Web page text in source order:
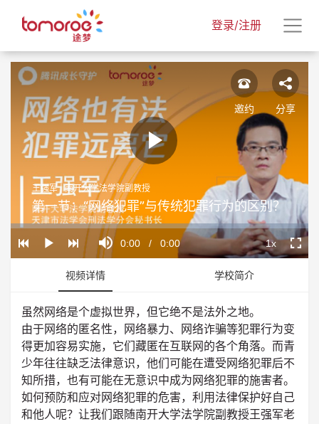
登录/注册
Play
Video
Play
Mute
Current
0:00 / Duration
0:00
Loaded:
0%
Progress:
0%
Playback
Rate
1x
王强军 | 南开大学法学院副教授
第一节：“网络犯罪”与传统犯罪行为的区别？
邀约 分享
视频详情 学校简介
虽然网络是个虚拟世界，但它绝不是法外之地。
由于网络的匿名性，网络暴力、网络诈骗等犯罪行为变
得更加容易实施，它们藏匿在互联网的各个角落。而青
少年往往缺乏法律意识，他们可能在遭受网络犯罪后不
知所措，也有可能在无意识中成为网络犯罪的施害者。
如何预防和应对网络犯罪的危害，利用法律保护好自己
和他人呢？让我们跟随南开大学法学院副教授王强军老